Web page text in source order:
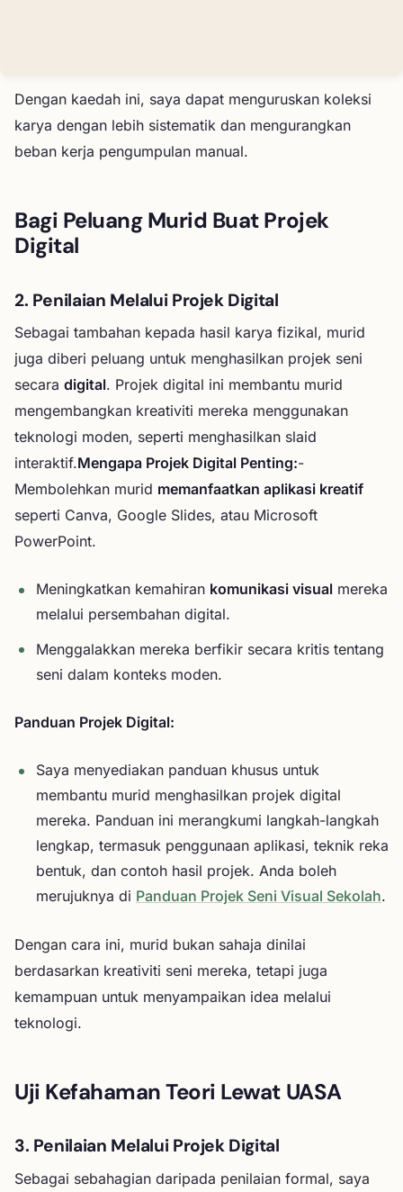
Dengan kaedah ini, saya dapat menguruskan koleksi
karya dengan lebih sistematik dan mengurangkan
beban kerja pengumpulan manual.
Bagi Peluang Murid Buat Projek
Digital
2. Penilaian Melalui Projek Digital
Sebagai tambahan kepada hasil karya fizikal, murid
juga diberi peluang untuk menghasilkan projek seni
secara digital. Projek digital ini membantu murid
mengembangkan kreativiti mereka menggunakan
teknologi moden, seperti menghasilkan slaid
interaktif.Mengapa Projek Digital Penting:-
Membolehkan murid memanfaatkan aplikasi kreatif
seperti Canva, Google Slides, atau Microsoft
PowerPoint.
Meningkatkan kemahiran komunikasi visual mereka
melalui persembahan digital.
Menggalakkan mereka berfikir secara kritis tentang
seni dalam konteks moden.
Panduan Projek Digital:
Saya menyediakan panduan khusus untuk
membantu murid menghasilkan projek digital
mereka. Panduan ini merangkumi langkah-langkah
lengkap, termasuk penggunaan aplikasi, teknik reka
bentuk, dan contoh hasil projek. Anda boleh
merujuknya di Panduan Projek Seni Visual Sekolah.
Dengan cara ini, murid bukan sahaja dinilai
berdasarkan kreativiti seni mereka, tetapi juga
kemampuan untuk menyampaikan idea melalui
teknologi.
Uji Kefahaman Teori Lewat UASA
3. Penilaian Melalui Projek Digital
Sebagai sebahagian daripada penilaian formal, saya